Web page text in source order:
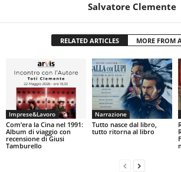
Salvatore Clemente
RELATED ARTICLES MORE FROM
Imprese&Lavoro
Com’era la Cina nel 1991:
Album di viaggio con
recensione di Giusi
Tamburello
Narrazione
Tutto nasce dal libro,
tutto ritorna al libro